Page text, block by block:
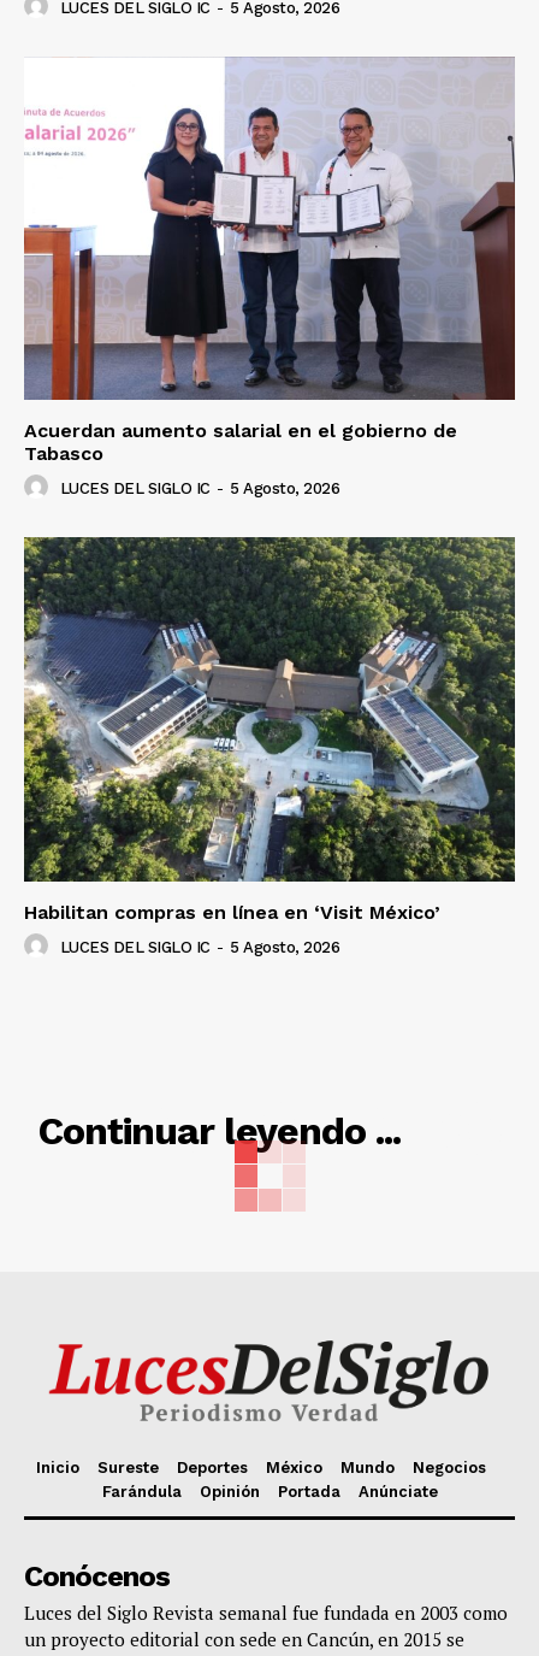
LUCES DEL SIGLO IC - 5 Agosto, 2026
Acuerdan aumento salarial en el gobierno de
Tabasco
LUCES DEL SIGLO IC - 5 Agosto, 2026
Habilitan compras en línea en ‘Visit México’
LUCES DEL SIGLO IC - 5 Agosto, 2026
Continuar leyendo ...
RELACIONADO
Inicio Sureste Deportes México Mundo
Negocios
Farándula
Opinión Portada Anúnciate
Conócenos
Luces del Siglo Revista semanal fue fundada en 2003 como
un proyecto editorial con sede en Cancún, en 2015 se